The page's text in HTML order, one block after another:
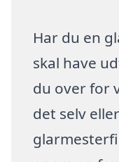
Har du en
skal have
du over for
det selv